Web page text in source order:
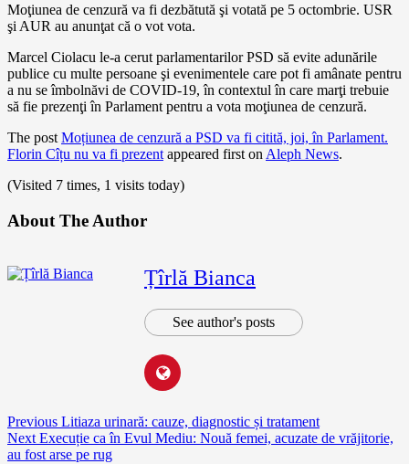
Moţiunea de cenzură va fi dezbătută şi votată pe 5 octombrie. USR
şi AUR au anunţat că o vot vota.
Marcel Ciolacu le-a cerut parlamentarilor PSD să evite adunările
publice cu multe persoane şi evenimentele care pot fi amânate pentru
a nu se îmbolnăvi de COVID-19, în contextul în care marţi trebuie
să fie prezenţi în Parlament pentru a vota moţiunea de cenzură.
The post Moțiunea de cenzură a PSD va fi citită, joi, în Parlament.
Florin Cîțu nu va fi prezent appeared first on Aleph News.
(Visited 7 times, 1 visits today)
About The Author
Țîrlă Bianca
See author's posts
Continue
Reading
Previous Litiaza urinară: cauze, diagnostic și tratament
Next Execuție ca în Evul Mediu: Nouă femei, acuzate de vrăjitorie,
au fost arse pe rug